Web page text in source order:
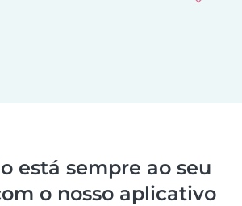
está sempre ao seu
o nosso aplicativo